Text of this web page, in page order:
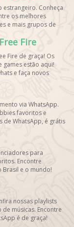
estrangeiro. Conheça
os melhores
e mais grupos de
Fire
Fire de graça! Os
games estão aqui!
e faça novos
via WhatsApp.
favoritos e
de WhatsApp, é grátis
para
Encontre
Brasil e o mundo!
nossas playlists
músicas. Encontre
é de graça!